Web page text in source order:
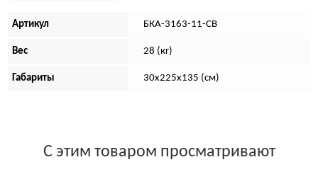
Артикул БКА-3163-11-СВ
Вес 28 (кг)
Габариты 30х225х135 (см)
С этим товаром просматривают